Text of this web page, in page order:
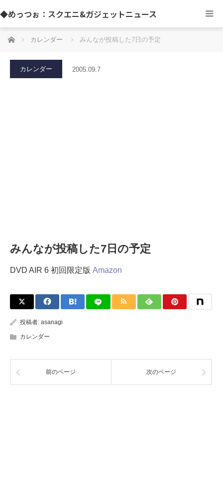
◆めっつぉ：スクエニ&ガジェットニュース
ホーム カレンダー みんなが投稿した7日の予定
カレンダー 2005.09.7
みんなが投稿した7日の予定
DVD AIR 6 初回限定版 Amazon
投稿者: asanagi
カレンダー
前のページ 次のページ